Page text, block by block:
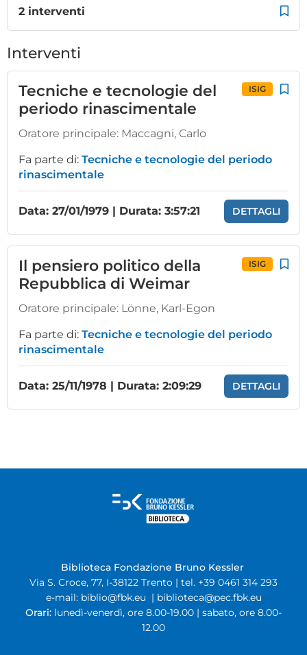
2 interventi
Interventi
Tecniche e tecnologie del
periodo rinascimentale
ISIG
Oratore principale: Maccagni, Carlo
Fa parte di: Tecniche e tecnologie del periodo
rinascimentale
Data: 27/01/1979 | Durata: 3:57:21 DETTAGLI
Il pensiero politico della
Repubblica di Weimar
ISIG
Oratore principale: Lönne, Karl-Egon
Fa parte di: Tecniche e tecnologie del periodo
rinascimentale
Data: 25/11/1978 | Durata: 2:09:29 DETTAGLI
Biblioteca Fondazione Bruno Kessler
Via S. Croce, 77, I-38122 Trento | tel. +39 0461 314 293
e-mail: biblio@fbk.eu | biblioteca@pec.fbk.eu
Orari: lunedì-venerdì, ore 8.00-19.00 | sabato, ore 8.00-
12.00